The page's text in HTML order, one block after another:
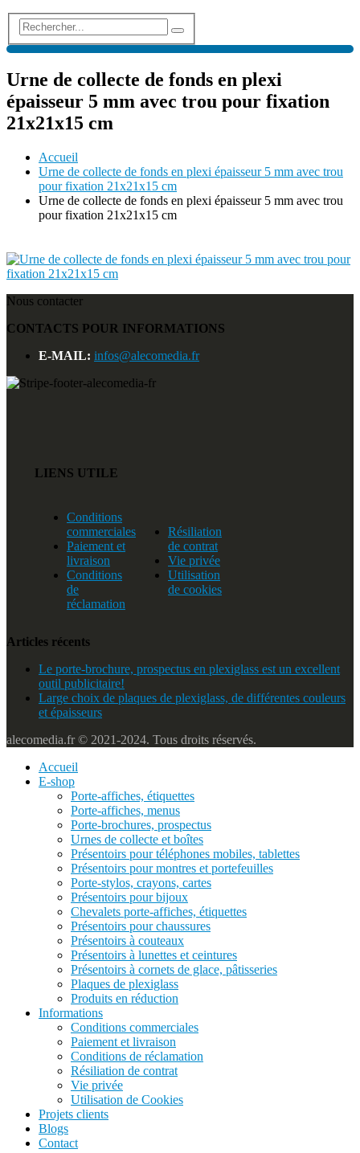
Urne de collecte de fonds en plexi
épaisseur 5 mm avec trou pour fixation
21x21x15 cm
Accueil
Urne de collecte de fonds en plexi épaisseur 5 mm avec trou
pour fixation 21x21x15 cm
Urne de collecte de fonds en plexi épaisseur 5 mm avec trou
pour fixation 21x21x15 cm
Nous contacter
CONTACTS POUR INFORMATIONS
E-MAIL: infos@alecomedia.fr
LIENS UTILE
Conditions
commerciales
Paiement et
livraison
Conditions
de
réclamation
Résiliation
de contrat
Vie privée
Utilisation
de cookies
Articles récents
Le porte-brochure, prospectus en plexiglass est un excellent
outil publicitaire!
Large choix de plaques de plexiglass, de différentes couleurs
et épaisseurs
alecomedia.fr © 2021-2024. Tous droits réservés.
Accueil
E-shop
Porte-affiches, étiquettes
Porte-affiches, menus
Porte-brochures, prospectus
Urnes de collecte et boîtes
Présentoirs pour téléphones mobiles, tablettes
Présentoirs pour montres et portefeuilles
Porte-stylos, crayons, cartes
Présentoirs pour bijoux
Chevalets porte-affiches, étiquettes
Présentoirs pour chaussures
Présentoirs à couteaux
Présentoirs à lunettes et ceintures
Présentoirs à cornets de glace, pâtisseries
Plaques de plexiglass
Produits en réduction
Informations
Conditions commerciales
Paiement et livraison
Conditions de réclamation
Résiliation de contrat
Vie privée
Utilisation de Cookies
Projets clients
Blogs
Contact